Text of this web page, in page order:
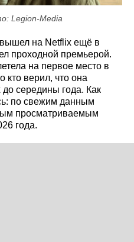
Legion-Media
на Netflix ещё в
проходной премьерой.
на первое место в
кто верил, что она
середины года. Как
по свежим данным
просматриваемым
года.